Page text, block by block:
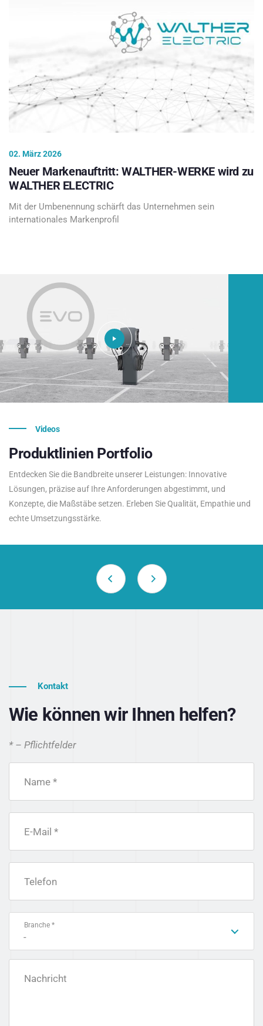
02. März 2026
Neuer Markenauftritt: WALTHER-WERKE wird zu
WALTHER ELECTRIC
Mit der Umbenennung schärft das Unternehmen sein
internationales Markenprofil
Videos
Produktlinien Portfolio
Entdecken Sie die Bandbreite unserer Leistungen: Innovative
Lösungen, präzise auf Ihre Anforderungen abgestimmt, und
Konzepte, die Maßstäbe setzen. Erleben Sie Qualität, Empathie und
echte Umsetzungsstärke.
Kontakt
Wie können wir Ihnen helfen?
* – Pflichtfelder
Name *
E-Mail *
Telefon
Branche *
-
Nachricht